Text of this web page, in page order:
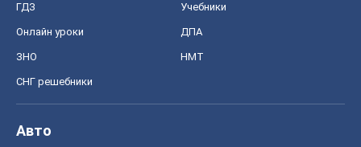
ГДЗ Учебники
Онлайн уроки ДПА
ЗНО НМТ
СНГ решебники
Авто